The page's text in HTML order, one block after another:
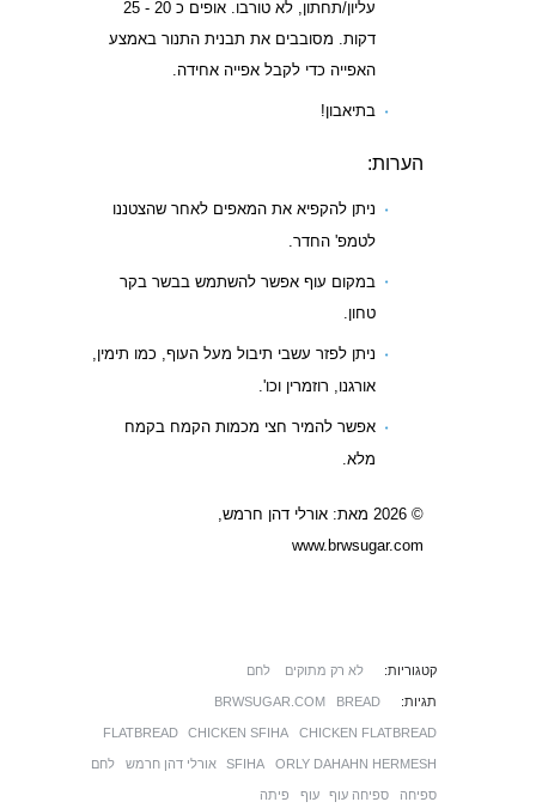
עליון/תחתון, לא טורבו. אופים כ 20 - 25
דקות. מסובבים את תבנית התנור באמצע
האפייה כדי לקבל אפייה אחידה.
בתיאבון!
הערות:
ניתן להקפיא את המאפים לאחר שהצטננו
לטמפ' החדר.
במקום עוף אפשר להשתמש בבשר בקר
טחון.
ניתן לפזר עשבי תיבול מעל העוף, כמו תימין,
אורגנו, רוזמרין וכו'.
אפשר להמיר חצי מכמות הקמח בקמח
מלא.
© 2026 מאת: אורלי דהן חרמש,
www.brwsugar.com
קטגוריות: לא רק מתוקים לחם
תגיות: BREAD
BRWSUGAR.COM
CHICKEN FLATBREAD
CHICKEN SFIHA
FLATBREAD
ORLY DAHAHN HERMESH
SFIHA אורלי דהן חרמש לחם
ספיחה ספיחה עוף עוף פיתה